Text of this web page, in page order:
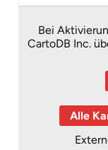
Bei
CartoDB Inc.
Alle